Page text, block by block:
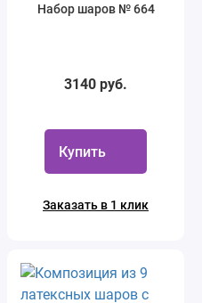
Набор шаров № 664
3140 руб.
Купить
Заказать в 1 клик